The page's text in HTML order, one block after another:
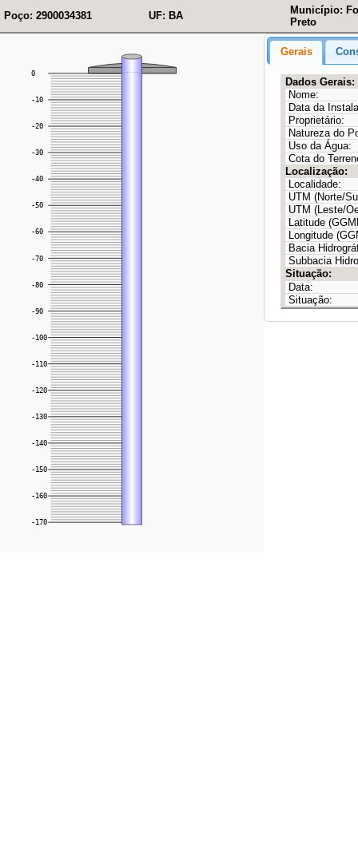
Poço: 2900034381 UF: BA
Município:
Preto
Gerais
Dados Gerais:
Nome:
Data da
Proprietário:
Natureza do
Uso da Água:
Cota do
Localização:
Localidade:
UTM (Norte/
UTM (Leste/
Latitude
Longitude
Bacia
Subbacia
Situação:
Data:
Situação: